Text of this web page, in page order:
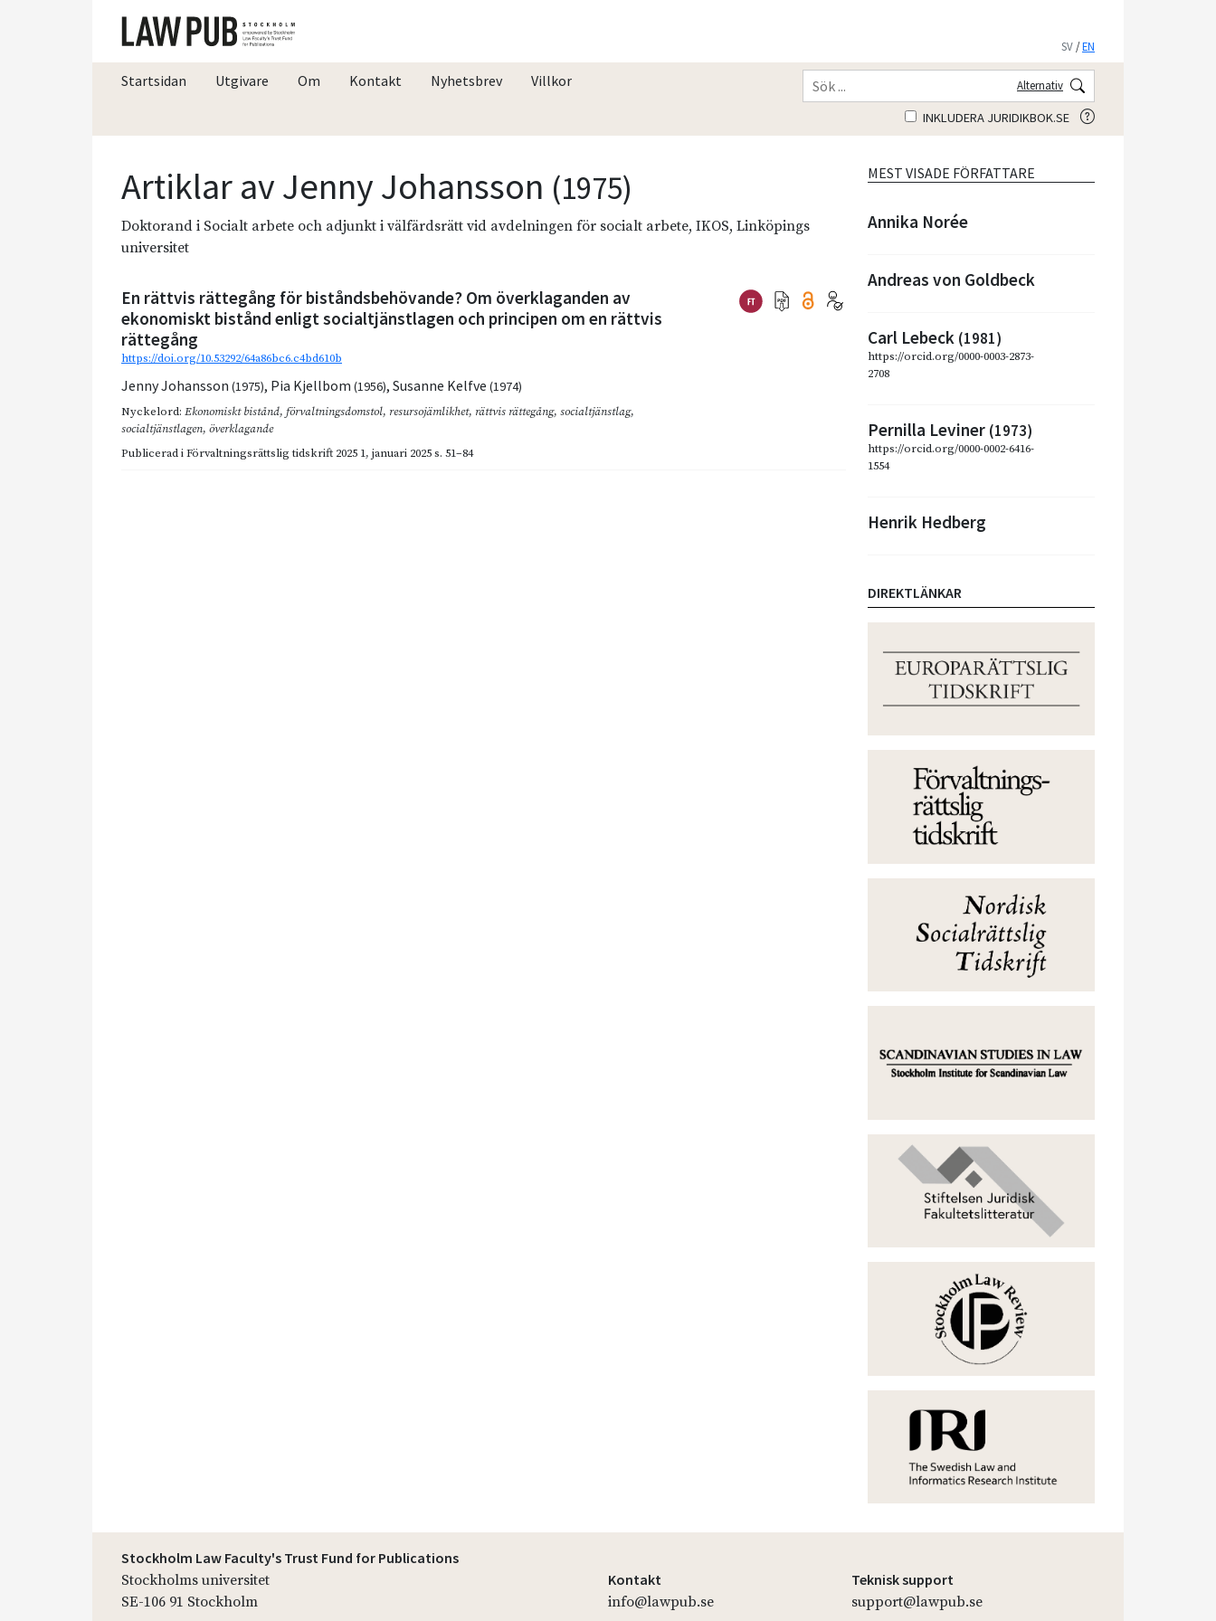
SV /EN
Startsidan Utgivare Om Kontakt Nyhetsbrev Villkor Alternativ
INKLUDERA JURIDIKBOK.SE
Artiklar av Jenny Johansson (1975)
Doktorand i Socialt arbete och adjunkt i välfärdsrätt vid avdelningen för socialt arbete, IKOS, Linköpings
universitet
En rättvis rättegång för biståndsbehövande? Om överklaganden av
ekonomiskt bistånd enligt socialtjänstlagen och principen om en rättvis
rättegång
https://doi.org/10.53292/64a86bc6.c4bd610b
Jenny Johansson (1975), Pia Kjellbom (1956), Susanne Kelfve (1974)
Nyckelord: Ekonomiskt bistånd, förvaltningsdomstol, resursojämlikhet, rättvis rättegång, socialtjänstlag,
socialtjänstlagen, överklagande
Publicerad iFörvaltningsrättslig tidskrift 2025 1, januari 2025s. 51–84
MEST VISADE FÖRFATTARE
Annika Norée
Andreas von Goldbeck
Carl Lebeck (1981)
https://orcid.org/0000-0003-2873-
2708
Pernilla Leviner (1973)
https://orcid.org/0000-0002-6416-
1554
Henrik Hedberg
DIREKTLÄNKAR
Stockholm Law Faculty's Trust Fund for Publications
Stockholms universitet
SE-106 91 Stockholm
Kontakt
info@lawpub.se
Teknisk support
support@lawpub.se